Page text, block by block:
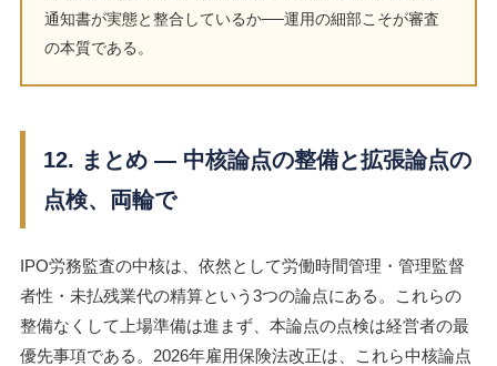
通知書が実態と整合しているか──運用の細部こそが審査
の本質である。
12. まとめ ― 中核論点の整備と拡張論点の
点検、両輪で
IPO労務監査の中核は、依然として労働時間管理・管理監督
者性・未払残業代の精算という3つの論点にある。これらの
整備なくして上場準備は進まず、本論点の点検は経営者の最
優先事項である。2026年雇用保険法改正は、これら中核論点